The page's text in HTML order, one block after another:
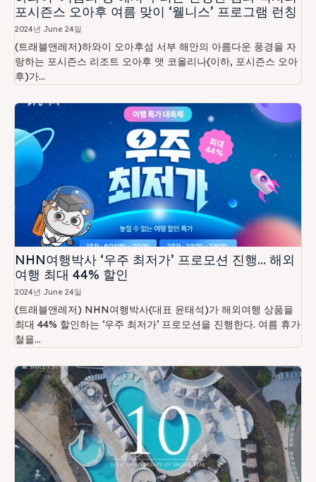
포시즌스 오아후 여름 맞이 ‘웰니스’ 프로그램 런칭
2024년 June 24일
(트래블앤레저)하와이 오아후섬 서부 해안의 아름다운 풍경을 자
랑하는 포시즌스 리조트 오아후 앳 코올리나(이하, 포시즌스 오아
후)가...
NHN여행박사 ‘우주 최저가’ 프로모션 진행… 해외
여행 최대 44% 할인
2024년 June 24일
(트래블앤레저) NHN여행박사(대표 윤태석)가 해외여행 상품을
최대 44% 할인하는 ‘우주 최저가’ 프로모션을 진행한다. 여름 휴가
철을...